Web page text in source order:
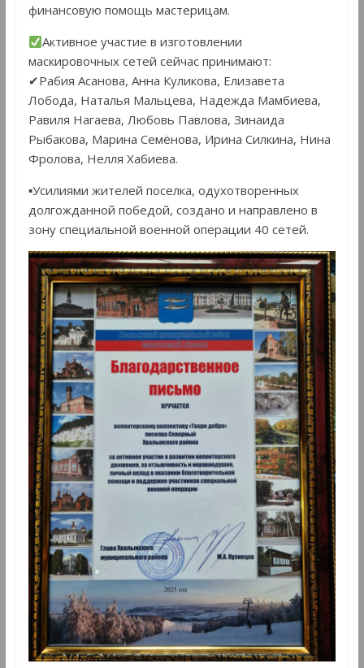
финансовую помощь мастерицам.
Активное участие в изготовлении
маскировочных сетей сейчас принимают:
✔Рабия Асанова, Анна Куликова, Елизавета
Лобода, Наталья Мальцева, Надежда Мамбиева,
Равиля Нагаева, Любовь Павлова, Зинаида
Рыбакова, Марина Семёнова, Ирина Силкина, Нина
Фролова, Нелля Хабиева.
▪Усилиями жителей поселка, одухотворенных
долгожданной победой, создано и направлено в
зону специальной военной операции 40 сетей.